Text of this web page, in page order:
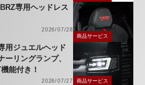
専用ヘッドレス
2026/07/28
商品サービス
用ジュエルヘッド
ーリングランプ、
能付き！
2026/07/27 商品サービス